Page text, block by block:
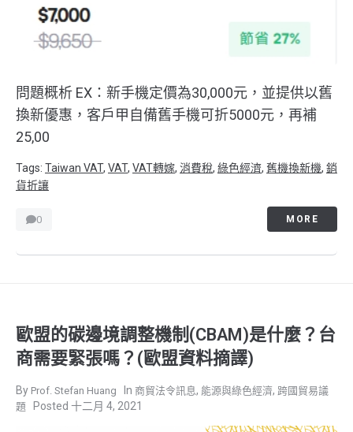
問題概析 EX：新手機定價為30,000元，並提供以舊
換新優惠，客戶甲自備舊手機可折5000元，再補
25,00
Tags: Taiwan VAT, VAT, VAT轉嫁, 消費稅, 綠色經濟, 舊機換新機, 銷
貨折讓
0 MORE
歐盟的碳邊境調整機制(CBAM)是什麼？台
商需要緊張嗎？(歐盟資料摘譯)
Prof. Stefan Huang 商貿法令訊息, 能源與綠色經濟, 跨國貿易議
題
十二月 4, 2021